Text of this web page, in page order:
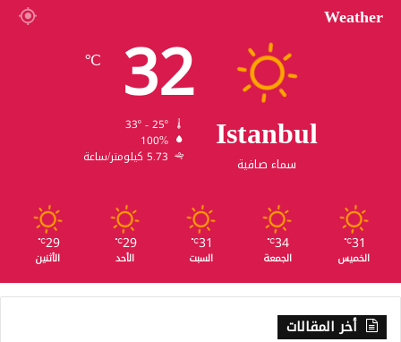
Weather
Istanbul
سماء صافية
32
℃
100%
5.73 كيلومتر/ساعة
31
℃
الخميس
34
℃
الجمعة
31
℃
السبت
29
℃
الأحد
29
℃
الأثنين
أخر المقالات